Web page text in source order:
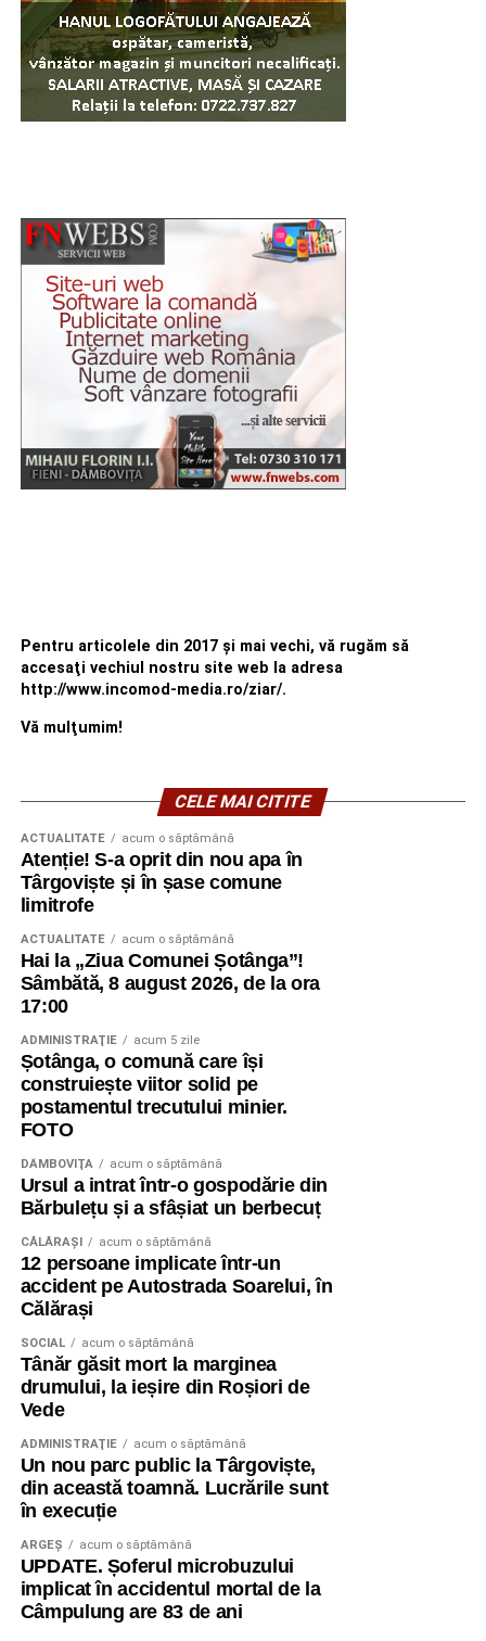
Pentru articolele din 2017 şi mai vechi, vă rugăm să
accesaţi vechiul nostru site web la adresa
http://www.incomod-media.ro/ziar/.
Vă mulţumim!
CELE MAI CITITE
ACTUALITATE acum o săptămână
Atenție! S-a oprit din nou apa în
Târgoviște și în șase comune
limitrofe
ACTUALITATE acum o săptămână
Hai la „Ziua Comunei Șotânga”!
Sâmbătă, 8 august 2026, de la ora
17:00
ADMINISTRAŢIE acum 5 zile
Șotânga, o comună care își
construiește viitor solid pe
postamentul trecutului minier.
FOTO
DÂMBOVIŢA acum o săptămână
Ursul a intrat într-o gospodărie din
Bărbulețu și a sfâșiat un berbecuț
CĂLĂRAŞI acum o săptămână
12 persoane implicate într-un
accident pe Autostrada Soarelui, în
Călărași
SOCIAL acum o săptămână
Tânăr găsit mort la marginea
drumului, la ieșire din Roșiori de
Vede
ADMINISTRAŢIE acum o săptămână
Un nou parc public la Târgoviște,
din această toamnă. Lucrările sunt
în execuție
ARGEȘ acum o săptămână
UPDATE. Șoferul microbuzului
implicat în accidentul mortal de la
Câmpulung are 83 de ani